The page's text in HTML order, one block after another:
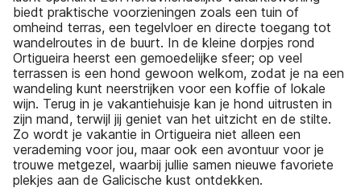
biedt praktische voorzieningen zoals een tuin of
omheind terras, een tegelvloer en directe toegang tot
wandelroutes in de buurt. In de kleine dorpjes rond
Ortigueira heerst een gemoedelijke sfeer; op veel
terrassen is een hond gewoon welkom, zodat je na een
wandeling kunt neerstrijken voor een koffie of lokale
wijn. Terug in je vakantiehuisje kan je hond uitrusten in
zijn mand, terwijl jij geniet van het uitzicht en de stilte.
Zo wordt je vakantie in Ortigueira niet alleen een
verademing voor jou, maar ook een avontuur voor je
trouwe metgezel, waarbij jullie samen nieuwe favoriete
plekjes aan de Galicische kust ontdekken.